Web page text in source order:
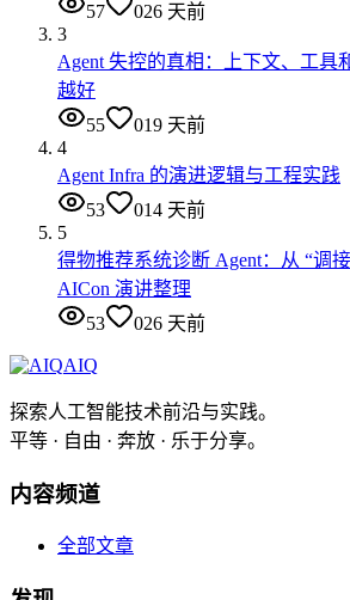
57
026 天前
3
Agent 失控的真相：上下文、工具
越好
55
019 天前
4
Agent Infra 的演进逻辑与工程实践
53
014 天前
5
得物推荐系统诊断 Agent：从 “调接
AICon 演讲整理
53
026 天前
AIQ
探索人工智能技术前沿与实践。
平等 · 自由 · 奔放 · 乐于分享。
内容频道
全部文章